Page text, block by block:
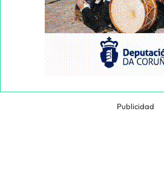
Publicidad